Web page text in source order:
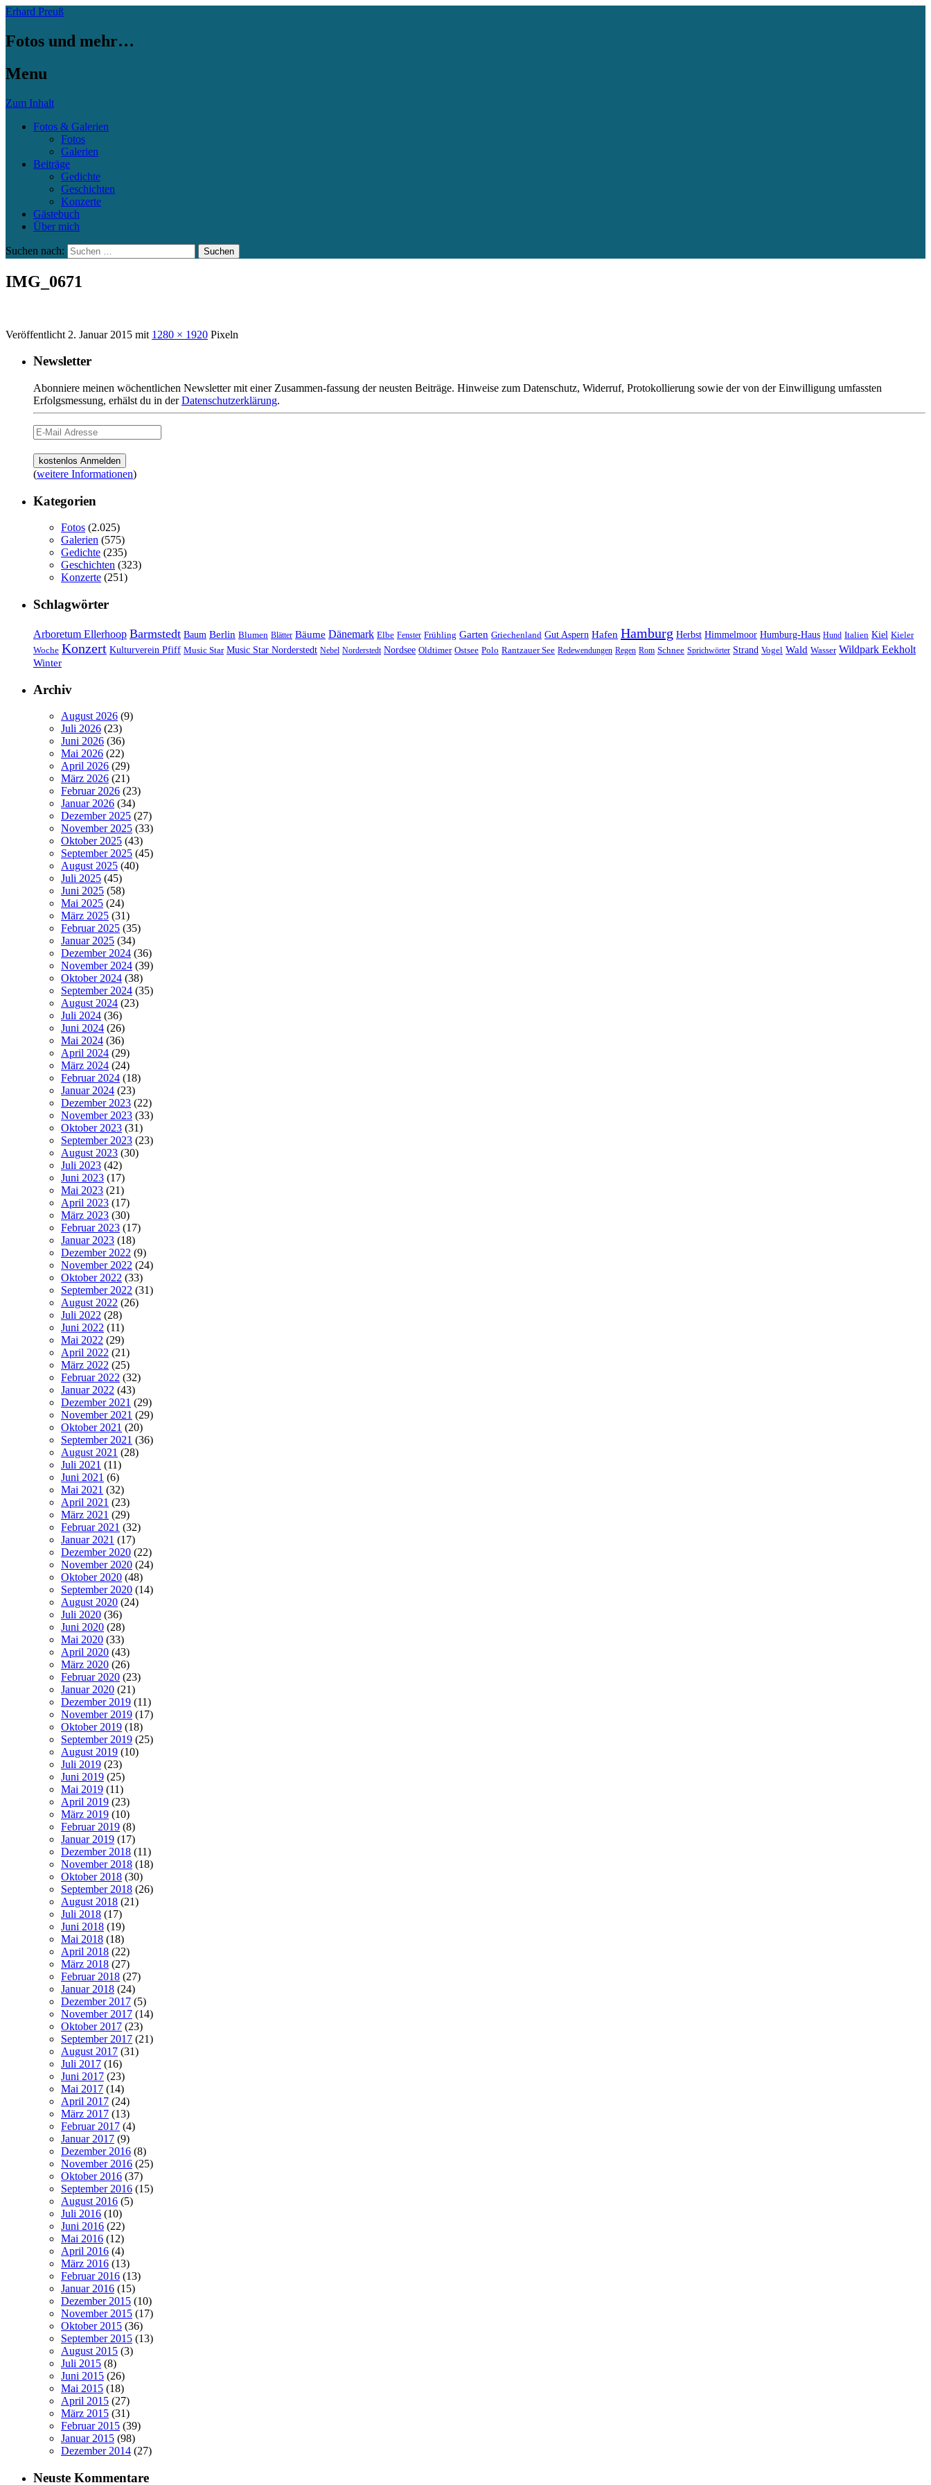
Erhard Preuß
Fotos und mehr…
Menu
Zum Inhalt
Fotos & Galerien
Fotos
Galerien
Beiträge
Gedichte
Geschichten
Konzerte
Gästebuch
Über mich
Suchen nach:
IMG_0671
Veröffentlicht 2. Januar 2015 mit 1280 × 1920 Pixeln
Newsletter
Abonniere meinen wöchentlichen Newsletter mit einer Zusammen-fassung der neusten Beiträge. Hinweise zum Datenschutz, Widerruf, Protokollierung sowie der von der Einwilligung umfassten
Erfolgsmessung, erhälst du in derDatenschutzerklärung.
(weitere Informationen)
Kategorien
Fotos (2.025)
Galerien (575)
Gedichte (235)
Geschichten (323)
Konzerte (251)
Schlagwörter
Arboretum Ellerhoop Barmstedt Baum Berlin Blumen Blätter Bäume Dänemark Elbe Fenster Frühling Garten Griechenland Gut Aspern Hafen Hamburg Herbst Himmelmoor Humburg-Haus Hund Italien Kiel Kieler
Woche Konzert Kulturverein Pfiff Music Star Music Star Norderstedt Nebel Norderstedt Nordsee Oldtimer Ostsee Polo Rantzauer See Redewendungen Regen Rom Schnee Sprichwörter Strand Vogel Wald Wasser Wildpark Eekholt
Winter
Archiv
August 2026 (9)
Juli 2026 (23)
Juni 2026 (36)
Mai 2026 (22)
April 2026 (29)
März 2026 (21)
Februar 2026 (23)
Januar 2026 (34)
Dezember 2025 (27)
November 2025 (33)
Oktober 2025 (43)
September 2025 (45)
August 2025 (40)
Juli 2025 (45)
Juni 2025 (58)
Mai 2025 (24)
März 2025 (31)
Februar 2025 (35)
Januar 2025 (34)
Dezember 2024 (36)
November 2024 (39)
Oktober 2024 (38)
September 2024 (35)
August 2024 (23)
Juli 2024 (36)
Juni 2024 (26)
Mai 2024 (36)
April 2024 (29)
März 2024 (24)
Februar 2024 (18)
Januar 2024 (23)
Dezember 2023 (22)
November 2023 (33)
Oktober 2023 (31)
September 2023 (23)
August 2023 (30)
Juli 2023 (42)
Juni 2023 (17)
Mai 2023 (21)
April 2023 (17)
März 2023 (30)
Februar 2023 (17)
Januar 2023 (18)
Dezember 2022 (9)
November 2022 (24)
Oktober 2022 (33)
September 2022 (31)
August 2022 (26)
Juli 2022 (28)
Juni 2022 (11)
Mai 2022 (29)
April 2022 (21)
März 2022 (25)
Februar 2022 (32)
Januar 2022 (43)
Dezember 2021 (29)
November 2021 (29)
Oktober 2021 (20)
September 2021 (36)
August 2021 (28)
Juli 2021 (11)
Juni 2021 (6)
Mai 2021 (32)
April 2021 (23)
März 2021 (29)
Februar 2021 (32)
Januar 2021 (17)
Dezember 2020 (22)
November 2020 (24)
Oktober 2020 (48)
September 2020 (14)
August 2020 (24)
Juli 2020 (36)
Juni 2020 (28)
Mai 2020 (33)
April 2020 (43)
März 2020 (26)
Februar 2020 (23)
Januar 2020 (21)
Dezember 2019 (11)
November 2019 (17)
Oktober 2019 (18)
September 2019 (25)
August 2019 (10)
Juli 2019 (23)
Juni 2019 (25)
Mai 2019 (11)
April 2019 (23)
März 2019 (10)
Februar 2019 (8)
Januar 2019 (17)
Dezember 2018 (11)
November 2018 (18)
Oktober 2018 (30)
September 2018 (26)
August 2018 (21)
Juli 2018 (17)
Juni 2018 (19)
Mai 2018 (18)
April 2018 (22)
März 2018 (27)
Februar 2018 (27)
Januar 2018 (24)
Dezember 2017 (5)
November 2017 (14)
Oktober 2017 (23)
September 2017 (21)
August 2017 (31)
Juli 2017 (16)
Juni 2017 (23)
Mai 2017 (14)
April 2017 (24)
März 2017 (13)
Februar 2017 (4)
Januar 2017 (9)
Dezember 2016 (8)
November 2016 (25)
Oktober 2016 (37)
September 2016 (15)
August 2016 (5)
Juli 2016 (10)
Juni 2016 (22)
Mai 2016 (12)
April 2016 (4)
März 2016 (13)
Februar 2016 (13)
Januar 2016 (15)
Dezember 2015 (10)
November 2015 (17)
Oktober 2015 (36)
September 2015 (13)
August 2015 (3)
Juli 2015 (8)
Juni 2015 (26)
Mai 2015 (18)
April 2015 (27)
März 2015 (31)
Februar 2015 (39)
Januar 2015 (98)
Dezember 2014 (27)
Neuste Kommentare